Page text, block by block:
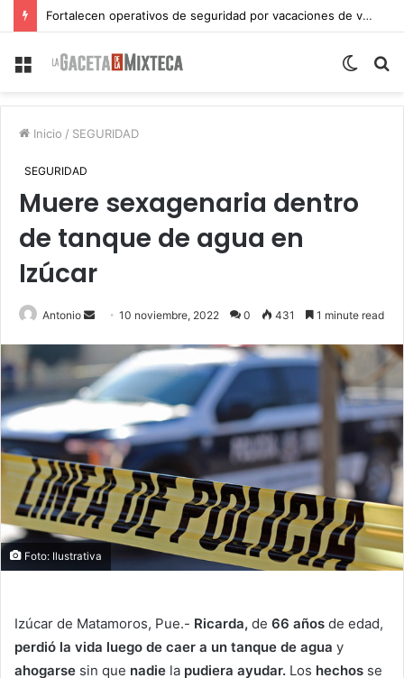
Fortalecen operativos de seguridad por vacaciones de verano en Atlixco
Menu
Switch
Inicio / SEGURIDAD
SEGURIDAD
Muere sexagenaria dentro
de tanque de agua en
Izúcar
Antonio
Send10 noviembre, 2022 0 431 1 minute read
Foto: Ilustrativa
Izúcar de Matamoros, Pue.- Ricarda, de 66 años de edad,
perdió la vida luego de caer a un tanque de agua y
ahogarse sin que nadie la pudiera ayudar. Los hechos se